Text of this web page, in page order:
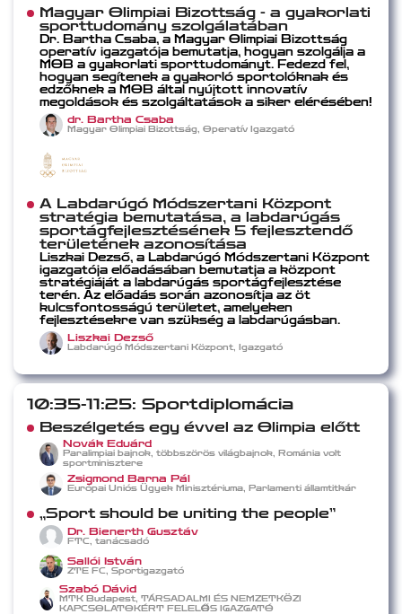
Magyar Olimpiai Bizottság - a gyakorlati
sporttudomány szolgálatában
Dr. Bartha Csaba, a Magyar Olimpiai Bizottság
operatív igazgatója bemutatja, hogyan szolgálja a
MOB a gyakorlati sporttudományt. Fedezd fel,
hogyan segítenek a gyakorló sportolóknak és
edzőknek a MOB által nyújtott innovatív
megoldások és szolgáltatások a siker elérésében!
dr. Bartha Csaba
Magyar Olimpiai Bizottság, Operatív Igazgató
A Labdarúgó Módszertani Központ
stratégia bemutatása, a labdarúgás
sportágfejlesztésének 5 fejlesztendő
területének azonosítása
Liszkai Dezső, a Labdarúgó Módszertani Központ
igazgatója előadásában bemutatja a központ
stratégiáját a labdarúgás sportágfejlesztése
terén. Az előadás során azonosítja az öt
kulcsfontosságú területet, amelyeken
fejlesztésekre van szükség a labdarúgásban.
Liszkai Dezső
Labdarúgó Módszertani Központ, Igazgató
10:35-11:25: Sportdiplomácia
Beszélgetés egy évvel az Olimpia előtt
Novák Eduárd
Paralimpiai bajnok, többszörös világbajnok, Románia volt
sportminisztere
Zsigmond Barna Pál
Európai Uniós Ügyek Minisztériuma, Parlamenti államtitkár
„Sport should be uniting the people”
Dr. Bienerth Gusztáv
FTC, tanácsadó
Sallói István
ZTE FC, Sportigazgató
Szabó Dávid
MTK Budapest, TÁRSADALMI ÉS NEMZETKÖZI
KAPCSOLATOKÉRT FELELŐS IGAZGATÓ